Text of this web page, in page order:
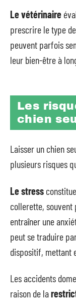
Le vétérinaire
prescrire le type
peuvent parfois
leur bien-être à
Les
chien
Laisser un chien
plusieurs risques
Le stress
collerette,
entraîner une
peut se traduire
dispositif, mettant
Les accidents
raison de la